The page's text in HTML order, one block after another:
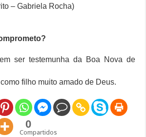
– Gabriela Rocha)
ser testemunha da Boa Nova de
filho muito amado de Deus.
0
Compartidos